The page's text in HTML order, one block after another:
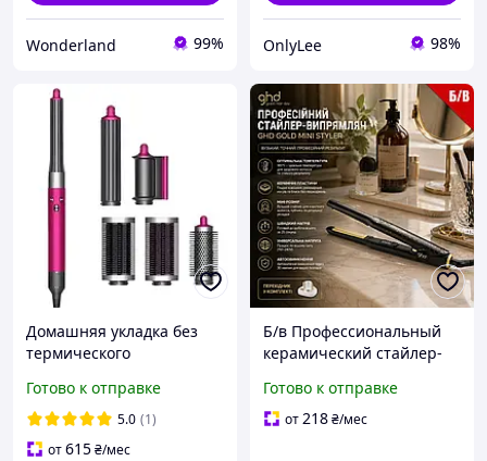
Wonderland 99% OnlyLee 98%
Домашняя укладка без
термического
для волос Airwrap
Complete Long
Fuchsia/Nickel
Готово к отправке
5.0 (1)
от615₴/мес
Б/в Профессиональный
керамический стайлер-
GHD Gold Mini Styler Black
Узкий утюжок для
Готово к отправке
от218₴/мес